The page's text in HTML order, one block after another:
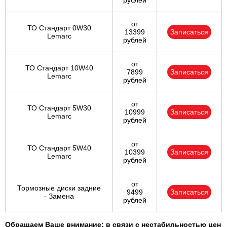
ТО Стандарт 0W30
Lemarc
от
13399
рублей
Записаться
ТО Стандарт 10W40
Lemarc
от
7899
рублей
Записаться
ТО Стандарт 5W30
Lemarc
от
10999
рублей
Записаться
ТО Стандарт 5W40
Lemarc
от
10399
рублей
Записаться
Тормозные диски задние
- Замена
от
9499
рублей
Записаться
Обращаем Ваше внимание: в связи с нестабильностью цен